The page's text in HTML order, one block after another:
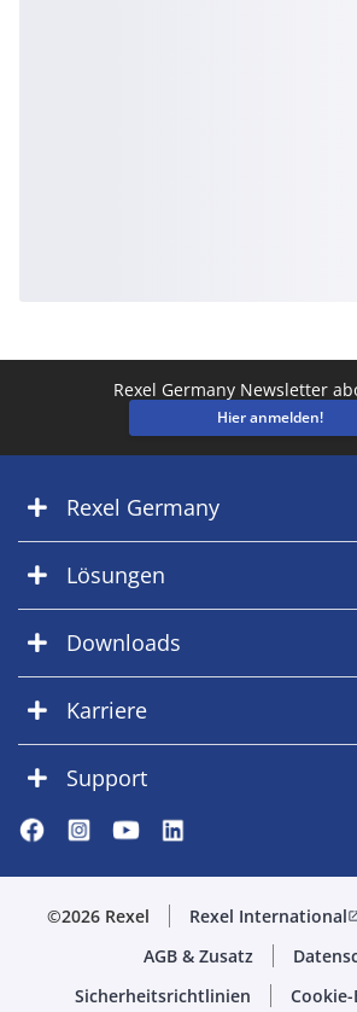
Rexel Germany Newsletter
Hier anmelden!
Rexel Germany
Lösungen
Downloads
Karriere
Support
©2026 Rexel Rexel International
AGB & Zusatz
Sicherheitsrichtlinien